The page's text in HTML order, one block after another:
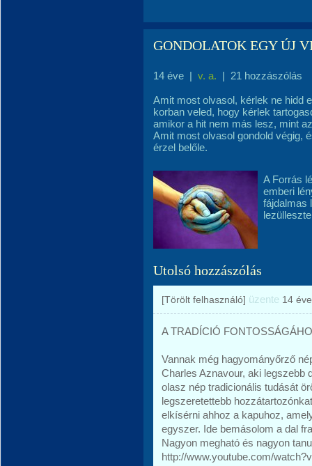
GONDOLATOK EGY ÚJ
14 éve | v. a. | 21 hozzászólás
Amit most olvasol, kérlek ne hidd
korban veled, hogy kérlek
amikor a hit nem más lesz, mint
Amit most olvasol gondold végig,
érzel belőle.
A Forrás
emberi
fájdalmas
Utolsó hozzászólás
[Törölt felhasználó] üzente 14 éve
A TRADÍCIÓ
Vannak még hagyományőrző
Charles Aznavour, aki legszebb
olasz nép tradicionális tudását
legszeretettebb
elkísérni ahhoz a kapuhoz,
egyszer. Ide bemásolom a dal
Nagyon megható és nagyon
http://www.youtube.com/